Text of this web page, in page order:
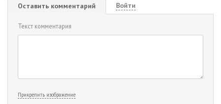
Оставить комментарий Войти
Текст комментария
Прикрепить изображение